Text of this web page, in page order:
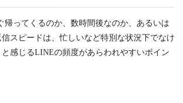
帰ってくるのか、数時間後なのか、あるいは
スピードは、忙しいなど特別な状況下でなけ
感じるLINEの頻度があらわれやすいポイン